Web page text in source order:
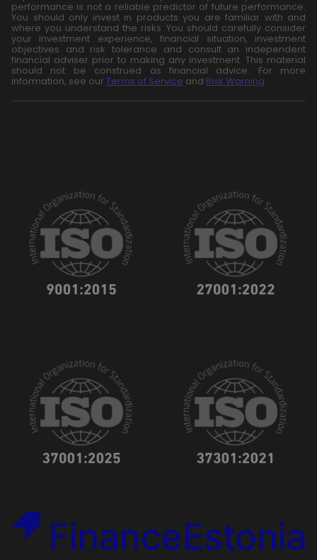
performance is not a reliable predictor of future performance.
You should only invest in products you are familiar with and
where you understand the risks. You should carefully consider
your investment experience, financial situation, investment
objectives and risk tolerance and consult an independent
financial adviser prior to making any investment. This material
should not be construed as financial advice. For more
information, see our Terms of Service and Risk Warning.